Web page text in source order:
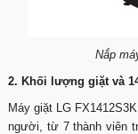
Nắp
2. Khối lượng giặt và
Máy giặt LG
người, từ 7 thành viên